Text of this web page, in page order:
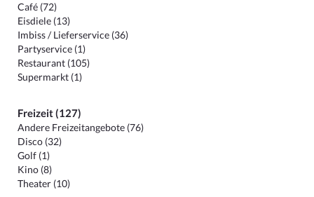
Café (72)
Eisdiele (13)
Imbiss / Lieferservice (36)
Partyservice (1)
Restaurant (105)
Supermarkt (1)
Freizeit (127)
Andere Freizeitangebote (76)
Disco (32)
Golf (1)
Kino (8)
Theater (10)